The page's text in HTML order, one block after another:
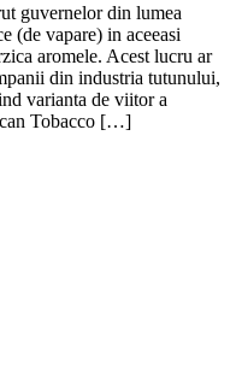
guvernelor din lumea
(de vapare) in aceeasi
aromele. Acest lucru ar
din industria tutunului,
varianta de viitor a
Tobacco […]